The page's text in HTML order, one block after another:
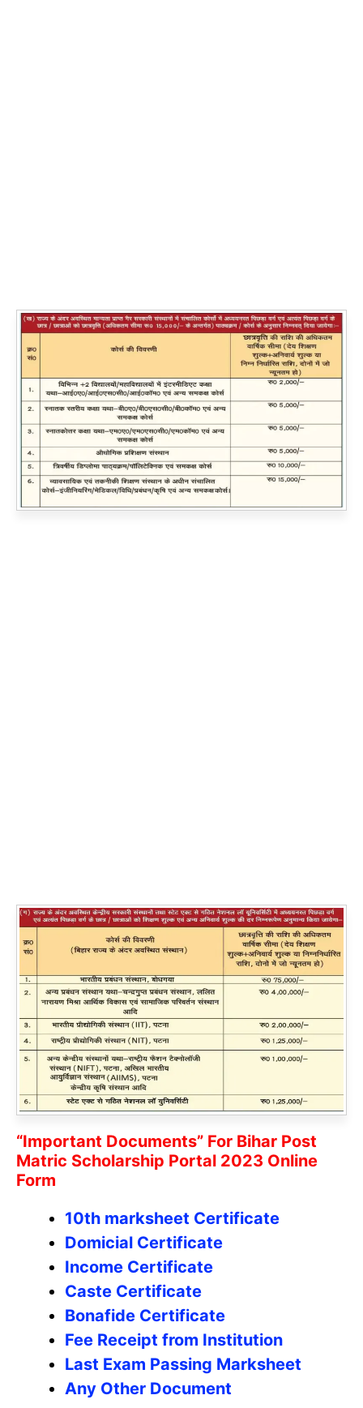
“Important Documents” For Bihar Post
Matric Scholarship Portal 2023 Online
Form
10th marksheet Certificate
Domicial Certificate
Income Certificate
Caste Certificate
Bonafide Certificate
Fee Receipt from Institution
Last Exam Passing Marksheet
Any Other Document